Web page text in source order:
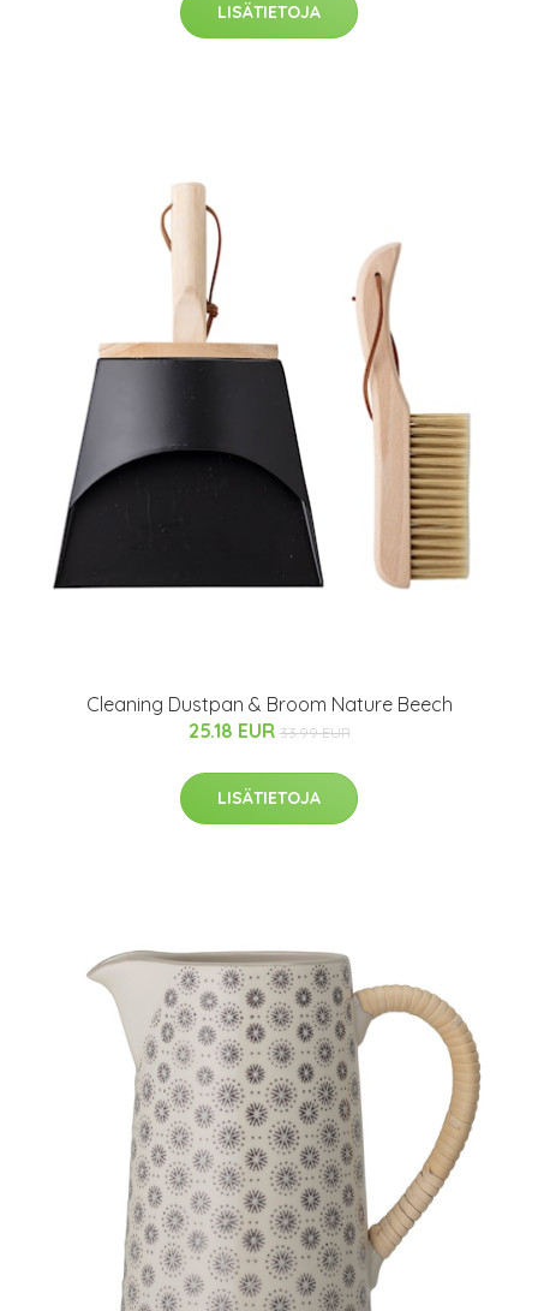
LISÄTIETOJA
Cleaning Dustpan & Broom Nature Beech
25.18 EUR 33.99 EUR
LISÄTIETOJA